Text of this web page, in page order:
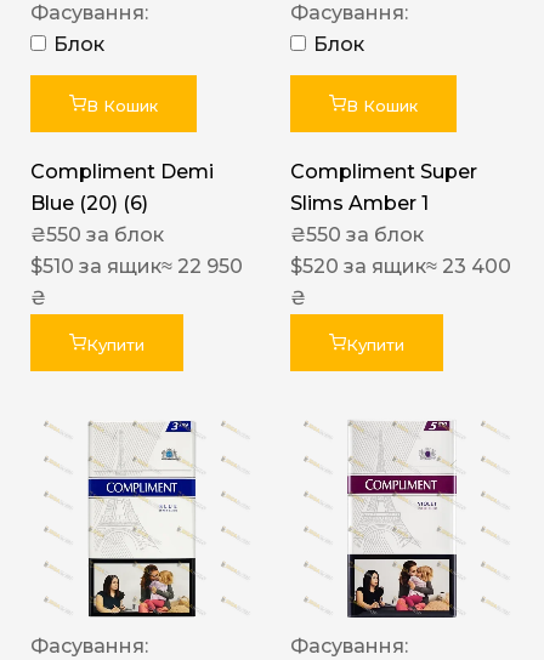
Фасування:
Блок
В Кошик
Compliment Demi
Blue (20) (6)
₴550 за блок
$510 за ящик≈ 22 950
₴
Купити
Фасування:
Блок
В Кошик
Compliment Super
Slims Amber 1
₴550 за блок
$520 за ящик≈ 23 400
₴
Купити
Фасування:
Фасування: